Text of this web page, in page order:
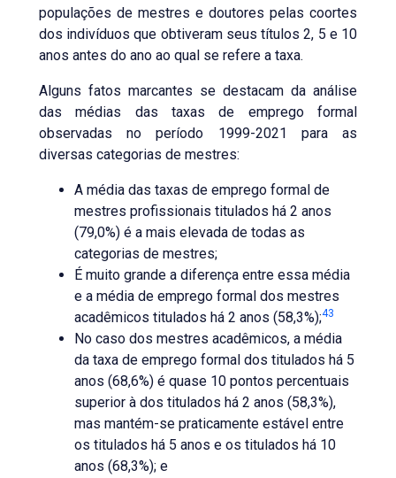
populações de mestres e doutores pelas coortes
dos indivíduos que obtiveram seus títulos 2, 5 e 10
anos antes do ano ao qual se refere a taxa.
Alguns fatos marcantes se destacam da análise
das médias das taxas de emprego formal
observadas no período 1999-2021 para as
diversas categorias de mestres:
A média das taxas de emprego formal de
mestres profissionais titulados há 2 anos
(79,0%) é a mais elevada de todas as
categorias de mestres;
É muito grande a diferença entre essa média
e a média de emprego formal dos mestres
acadêmicos titulados há 2 anos (58,3%);43
No caso dos mestres acadêmicos, a média
da taxa de emprego formal dos titulados há 5
anos (68,6%) é quase 10 pontos percentuais
superior à dos titulados há 2 anos (58,3%),
mas mantém-se praticamente estável entre
os titulados há 5 anos e os titulados há 10
anos (68,3%); e